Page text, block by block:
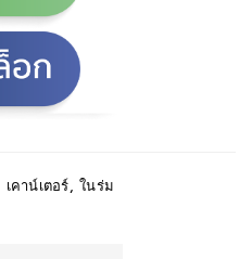
เคาน์เตอร์, ในร่ม